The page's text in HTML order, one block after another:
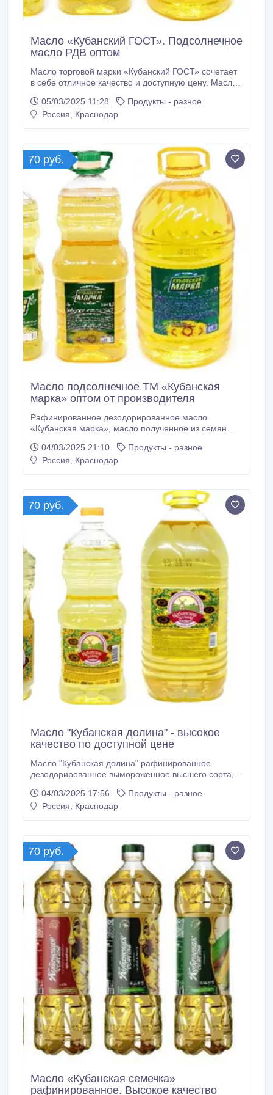
Масло «Кубанский ГОСТ». Подсолнечное
масло РДВ оптом
Масло торговой марки «Кубанский ГОСТ» сочетает
в себе отличное качество и доступную цену. Масло
экономии. Масло «Кубанский ГОСТ» может быть
использовано для выпечки, жарки, салатов. •В
витамина Е и жирных кислот Omega-6 •Высокая
степень очистки •Экономичный сегмент •Для
удобства хозяек, линейка масел «Кубанская
семечка» выпущена в обновленной удобной
фасовке–0, 5/1л.
05/03/2025 11:28
Продукты - разное
Россия, Краснодар
70 руб.
Масло подсолнечное ТМ «Кубанская
марка» оптом от производителя
Рафинированное дезодорированное масло
«Кубанская марка», масло полученное из семян
сохранило все лучшее, чем наделила его природа.
Масло идеально подходит для приготовления
вещества •Отличается высоким содержанием
витамина Е и жирных кислот Omega-6 •Высокая
степень очистки •Удобная бутылка, оригинальная
яркая запоминающаяся этикетка •Экономичный
«Кубанская семечка» выпущена в обновленной
удобной фасовке–0, 5/1л.
04/03/2025 21:10
Продукты - разное
Россия, Краснодар
70 руб.
Масло "Кубанская долина" - высокое
качество по доступной цене
Масло "Кубанская долина" рафинированное
дезодорированное вымороженное высшего сорта,
окисления. Масло «Кубанская долина» имеет
золотистый цвет, не имеет запаха и не выделяет
жарки.
04/03/2025 17:56
Продукты - разное
Россия, Краснодар
70 руб.
Масло «Кубанская семечка»
рафинированное. Высокое качество